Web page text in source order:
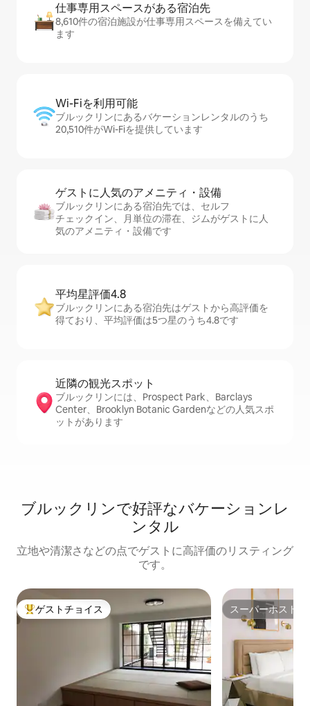
仕事専用ス⁠ペ⁠ー⁠スがあ⁠る宿⁠泊⁠先
8,610件の宿泊施設が仕事専用スペースを備えてい
ます
Wi-Fiを利⁠用⁠可⁠能
ブルックリンにあるバケーションレンタルのうち
20,510件がWi-Fiを提供しています
ゲストに人⁠気⁠のア⁠メ⁠ニ⁠テ⁠ィ・設⁠備
ブルックリンにある宿泊先では、セ⁠ル⁠フ
チ⁠ェ⁠ッ⁠ク⁠イ⁠ン、月単位の滞在、ジムがゲストに人
気のアメニティ・設備です
平均星評価4.8
ブルックリンにある宿泊先はゲストから高評価を
得ており、平均評価は5つ星のうち4.8です
近隣の観光ス⁠ポ⁠ッ⁠ト
ブルックリンには、Prospect Park、Barclays
Center、Brooklyn Botanic Gardenなどの人気スポ
ットがあります
ブルックリンで好評なバケーションレ
ンタル
立地や清潔さなどの点でゲストに高評価のリスティング
です。
大好評のゲストチョイスです。
ゲストチョイス スーパーホスト
スーパーホスト